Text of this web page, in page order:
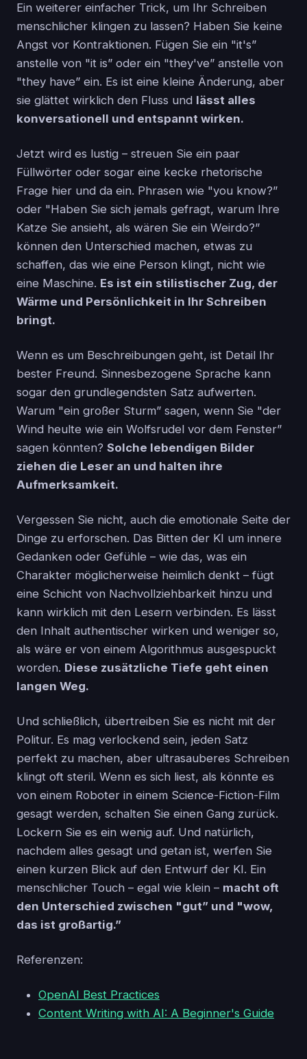
Ein weiterer einfacher Trick, um Ihr Schreiben
menschlicher klingen zu lassen? Haben Sie keine
Angst vor Kontraktionen. Fügen Sie ein "it's”
anstelle von "it is” oder ein "they've” anstelle von
"they have” ein. Es ist eine kleine Änderung, aber
sie glättet wirklich den Fluss und lässt alles
konversationell und entspannt wirken.
Jetzt wird es lustig – streuen Sie ein paar
Füllwörter oder sogar eine kecke rhetorische
Frage hier und da ein. Phrasen wie "you know?”
oder "Haben Sie sich jemals gefragt, warum Ihre
Katze Sie ansieht, als wären Sie ein Weirdo?”
können den Unterschied machen, etwas zu
schaffen, das wie eine Person klingt, nicht wie
eine Maschine. Es ist ein stilistischer Zug, der
Wärme und Persönlichkeit in Ihr Schreiben
bringt.
Wenn es um Beschreibungen geht, ist Detail Ihr
bester Freund. Sinnesbezogene Sprache kann
sogar den grundlegendsten Satz aufwerten.
Warum "ein großer Sturm” sagen, wenn Sie "der
Wind heulte wie ein Wolfsrudel vor dem Fenster”
sagen könnten? Solche lebendigen Bilder
ziehen die Leser an und halten ihre
Aufmerksamkeit.
Vergessen Sie nicht, auch die emotionale Seite der
Dinge zu erforschen. Das Bitten der KI um innere
Gedanken oder Gefühle – wie das, was ein
Charakter möglicherweise heimlich denkt – fügt
eine Schicht von Nachvollziehbarkeit hinzu und
kann wirklich mit den Lesern verbinden. Es lässt
den Inhalt authentischer wirken und weniger so,
als wäre er von einem Algorithmus ausgespuckt
worden. Diese zusätzliche Tiefe geht einen
langen Weg.
Und schließlich, übertreiben Sie es nicht mit der
Politur. Es mag verlockend sein, jeden Satz
perfekt zu machen, aber ultrasauberes Schreiben
klingt oft steril. Wenn es sich liest, als könnte es
von einem Roboter in einem Science-Fiction-Film
gesagt werden, schalten Sie einen Gang zurück.
Lockern Sie es ein wenig auf. Und natürlich,
nachdem alles gesagt und getan ist, werfen Sie
einen kurzen Blick auf den Entwurf der KI. Ein
menschlicher Touch – egal wie klein – macht oft
den Unterschied zwischen "gut” und "wow,
das ist großartig.”
Referenzen:
OpenAI Best Practices
Content Writing with AI: A Beginner's Guide